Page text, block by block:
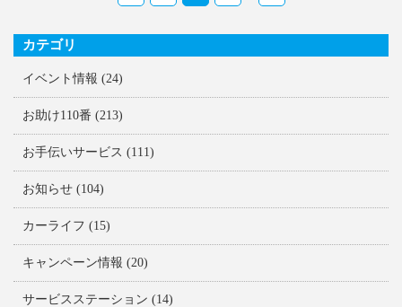
カテゴリ
イベント情報 (24)
お助け110番 (213)
お手伝いサービス (111)
お知らせ (104)
カーライフ (15)
キャンペーン情報 (20)
サービスステーション (14)